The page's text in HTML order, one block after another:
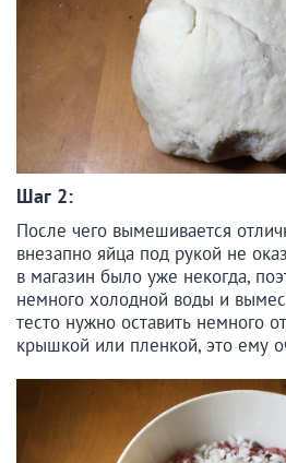
Шаг 2:
После чего вымешивается
внезапно яйца под рукой не
в магазин было уже некогда,
немного холодной воды и
тесто нужно оставить немного
крышкой или пленкой, это ему